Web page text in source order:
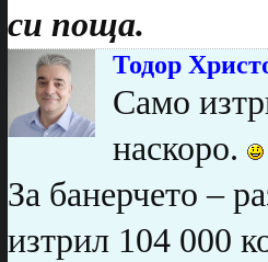
си поща.
Тодор
Само
наскоро.
За банерчето –
изтрил 104 000